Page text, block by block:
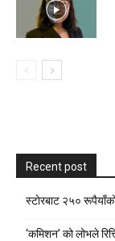
Recent post
स्टाेरबाट २५०
‘कमिशन’ को लोभले